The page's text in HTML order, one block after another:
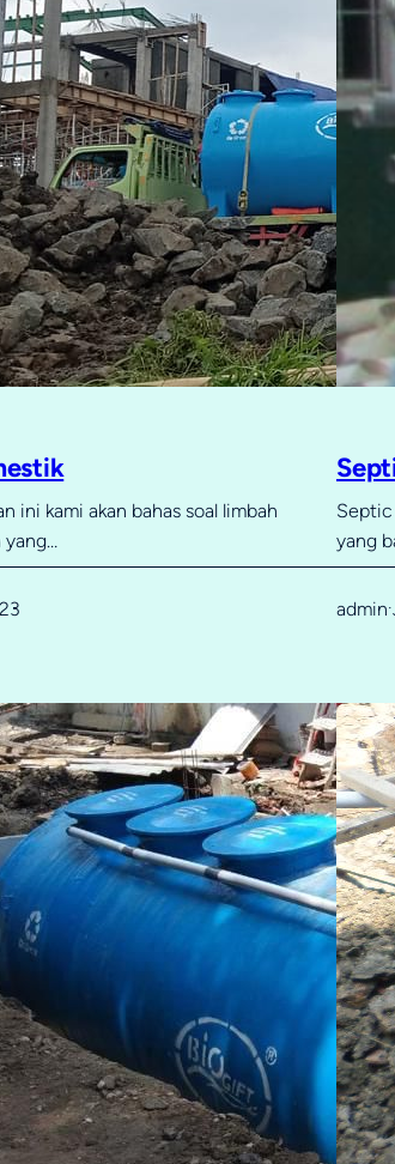
ini kami akan bahas soal limbah
yang…
Septic
yang
admin·